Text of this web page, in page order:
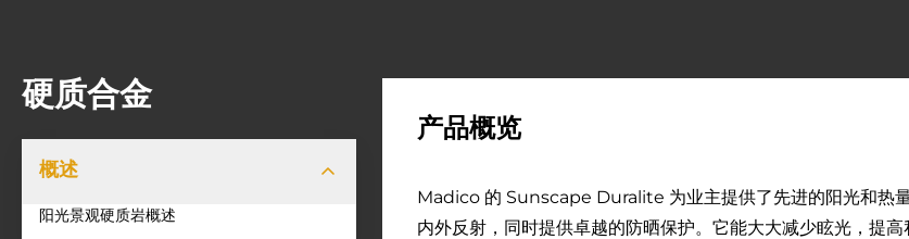
硬质合金
概述
阳光景观硬质岩概述
产品概览
Madico 的 Sunscape Duralite 为业主提供了先进的阳光和热
内外反射，同时提供卓越的防晒保护。它能大大减少眩光，提